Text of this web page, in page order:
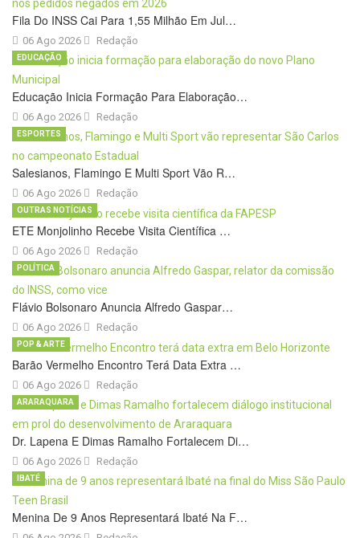
Fila Do INSS Cai Para 1,55 Milhão Em Jul…
06 Ago 2026 Redação
Educação Inicia Formação Para Elaboração…
06 Ago 2026
EDUCAÇÃO
Redação
Salesianos, Flamingo E Multi Sport Vão R…
06 Ago 2026
ESPORTES
Redação
ETE Monjolinho Recebe Visita Científica …
06 Ago 2026
OUTRAS NOTÍCIAS
Redação
Flávio Bolsonaro Anuncia Alfredo Gaspar…
06 Ago 2026
POLÍTICA
Redação
Barão Vermelho Encontro Terá Data Extra …
06 Ago 2026
POP & ARTE
Redação
Dr. Lapena E Dimas Ramalho Fortalecem Di…
06 Ago 2026
ARARAQUARA
Redação
Menina De 9 Anos Representará Ibaté Na F…
IBATÉ